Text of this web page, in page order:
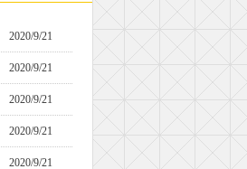
2020/9/21
2020/9/21
2020/9/21
2020/9/21
2020/9/21